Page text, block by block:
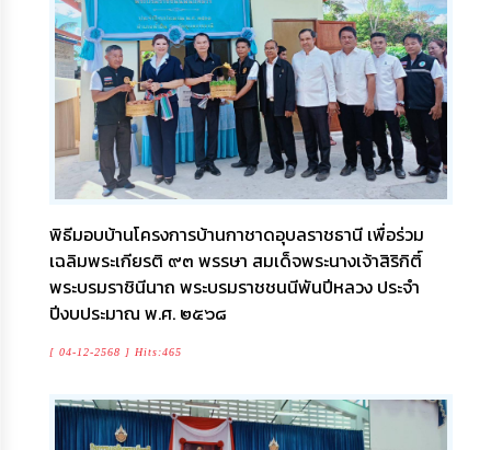
พิธีมอบบ้านโครงการบ้านกาชาดอุบลราชธานี เพื่อร่วม
เฉลิมพระเกียรติ ๙๓ พรรษา สมเด็จพระนางเจ้าสิริกิติ์
พระบรมราชินีนาถ พระบรมราชชนนีพันปีหลวง ประจำ
ปีงบประมาณ พ.ศ. ๒๕๖๘
[ 04-12-2568 ] Hits:465